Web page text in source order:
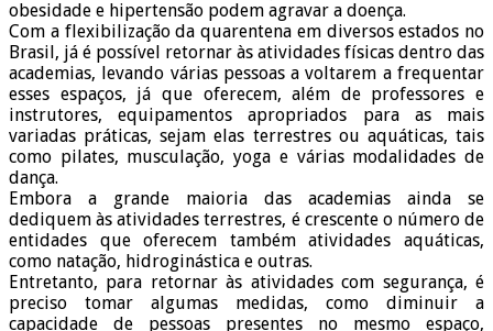
obesidade e hipertensão podem agravar a doença.
Com a flexibilização da quarentena em diversos estados no
Brasil, já é possível retornar às atividades físicas dentro das
academias, levando várias pessoas a voltarem a frequentar
esses espaços, já que oferecem, além de professores e
instrutores, equipamentos apropriados para as mais
variadas práticas, sejam elas terrestres ou aquáticas, tais
como pilates, musculação, yoga e várias modalidades de
dança.
Embora a grande maioria das academias ainda se
dediquem às atividades terrestres, é crescente o número de
entidades que oferecem também atividades aquáticas,
como natação, hidroginástica e outras.
Entretanto, para retornar às atividades com segurança, é
preciso tomar algumas medidas, como diminuir a
capacidade de pessoas presentes no mesmo espaço,